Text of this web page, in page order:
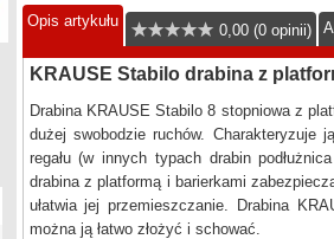
Opis artykułu
0,00 (0 opinii)
KRAUSE Stabilo drabina z
Drabina KRAUSE Stabilo 8 stopniowa z
dużej swobodzie ruchów. Charakteryzuje
regału (w innych typach drabin
drabina z platformą i barierkami
ułatwia jej przemieszczanie. Drabina
można ją łatwo złożyć i schować.